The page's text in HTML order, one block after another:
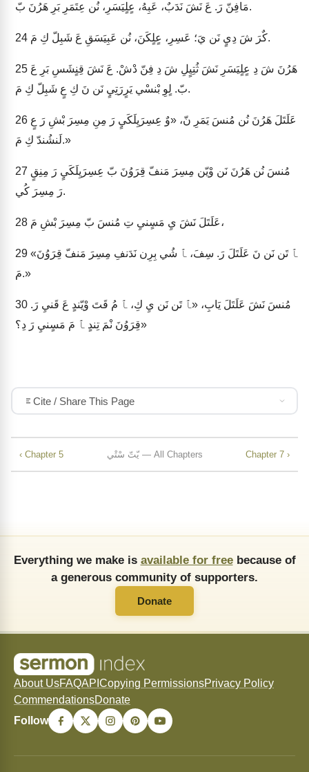
مَافِنّ رَ. عَ نَشَ نَدَبٌ، عَبِهُ، عٍلٍيَسَرِ، نُن عِتَمَرِ بَرِ هَرُنَ بّ.
24 كٌرَ شَ دِيٍ نَن يَ؛ عَسِرِ، عٍلٍكَنَ، نُن عَبِيَسَقِ عَ شَبِلّ كِ مَ.
25
بّ. لٍوِ بْنسْي يَرٍرَتِيٍ نَن نَ كِ عٍ شَبِلّ كِ مَ.
26
لَنشُندّ كِ مَ.»
27
رَ مِسِرَ كُي.
28 عَلَتَلَ نَشَ يِ مَسٍنيِ تِ مُنسَ بّ مِسِرَ بْشِ مَ،
29 «ﭑ تَن نَن نَ عَلَتَلَ رَ. سِفَ، ﭑ شُي بِرِن نَدَنفِ مِسِرَ مَنفّ قِرَوُنَ
مَ.»
30
قِرَوُنَ نْمَ تِندٍ ﭑ مَ مَسٍنيِ رَ دِ؟»
Cite / Share This Page
‹ Chapter 5 يّتّ سْتْي — All Chapters Chapter 7 ›
Everything we make is available for freebecause of
a generous community of supporters.
Donate
About UsFAQAPI Copying PermissionsPrivacy Policy
CommendationsDonate
Follow